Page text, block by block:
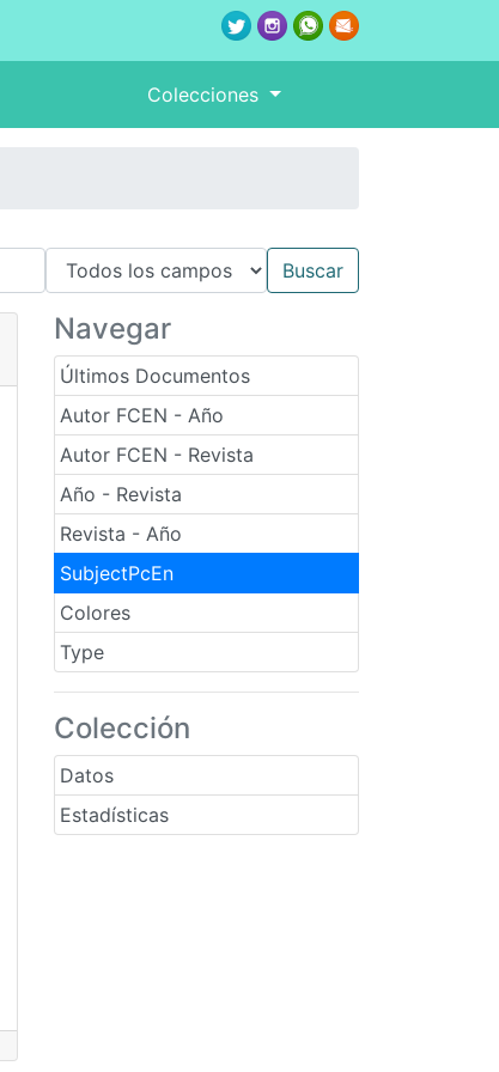
Colecciones
Navegar
Últimos Documentos
Autor FCEN - Año
Autor FCEN - Revista
Año - Revista
Revista - Año
SubjectPcEn
Colores
Type
Colección
Datos
Estadísticas